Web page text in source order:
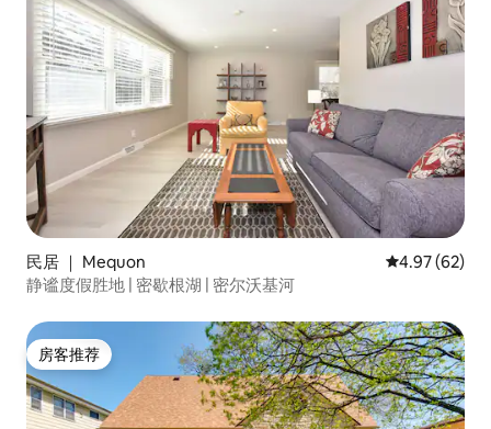
民居 ｜ Mequon 平均评分
4.97 (62)
静谧度假胜地 | 密歇根湖 | 密尔沃基河
房客推荐
房客推荐